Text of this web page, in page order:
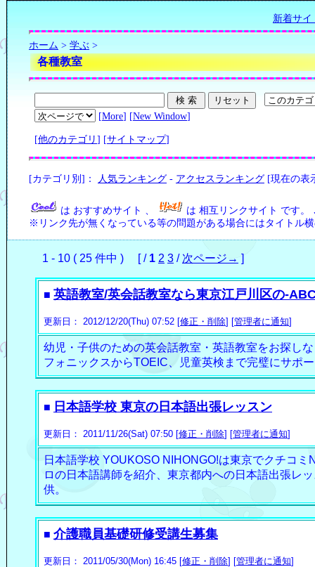
新着サイ
ホーム > 学ぶ >
各種教室
[More] [New Window]
[他のカテゴリ ] [サイトマップ]
[カテゴリ別]： 人気ランキング - アクセスランキング [現在の表
は おすすめサイト 、 は 相互リンクサイト です。
※リンク先が無くなっている等の問題がある場合にはタイトル
1 - 10 ( 25 件中 ) [ / 1 2 3 / 次ページ→ ]
■ 英語教室/英会話教室なら東京江戸川区の-
更新日： 2012/12/20(Thu) 07:52 [修正・削除] [管理者に通知]
幼児・子供のための英会話教室・英語教室をお探し
フォニックスからTOEIC、児童英検まで完璧にサポ
■ 日本語学校 東京の日本語出張レッスン
更新日： 2011/11/26(Sat) 07:50 [修正・削除] [管理者に通知]
日本語学校 YOUKOSO NIHONGO!は東京でクチコ
ロの日本語講師を紹介、東京都内への日本語出張レ
供。
■ 介護職員基礎研修受講生募集
更新日： 2011/05/30(Mon) 16:45 [修正・削除] [管理者に通知]